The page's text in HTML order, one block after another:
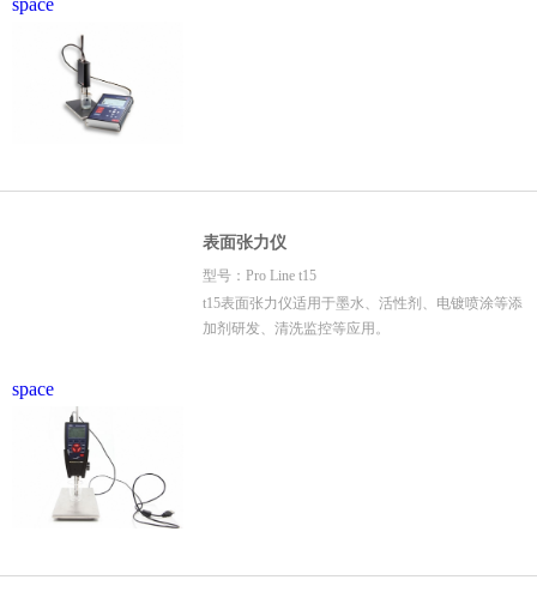
space
表面张力仪
型号：Pro Line t15
t15表面张力仪适用于墨水、活性剂、电镀喷涂等添
加剂研发、清洗监控等应用。